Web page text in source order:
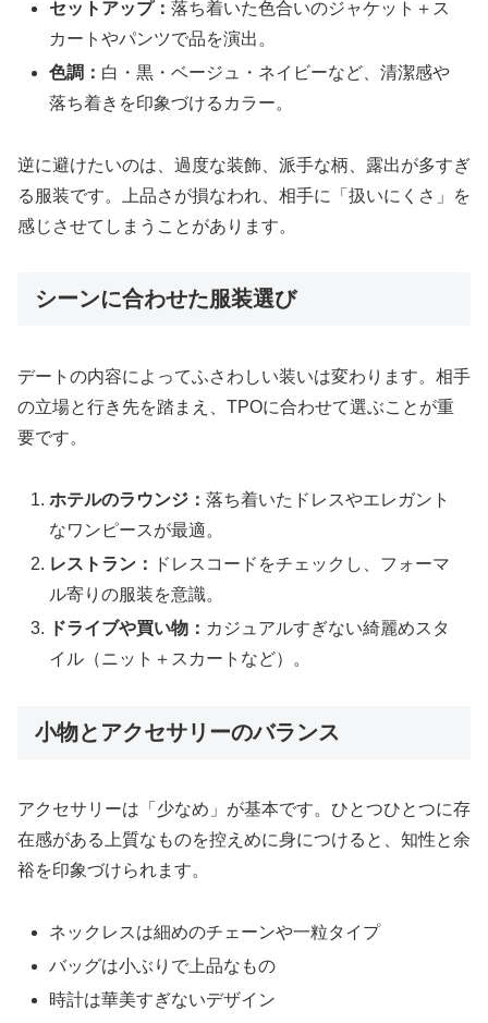
セットアップ：落ち着いた色合いのジャケット＋ス
カートやパンツで品を演出。
色調： 白・黒・ベージュ・ネイビーなど、清潔感や
落ち着きを印象づけるカラー。
逆に避けたいのは、過度な装飾、派手な柄、露出が多すぎ
る服装です。上品さが損なわれ、相手に「扱いにくさ」を
感じさせてしまうことがあります。
シーンに合わせた服装選び
デートの内容によってふさわしい装いは変わります。相手
の立場と行き先を踏まえ、TPOに合わせて選ぶことが重
要です。
ホテルのラウンジ：落ち着いたドレスやエレガント
なワンピースが最適。
レストラン：
ドレスコードをチェックし、フォーマ
ル寄りの服装を意識。
ドライブや買い物： カジュアルすぎない綺麗めスタ
イル（ニット＋スカートなど）。
小物とアクセサリーのバランス
アクセサリーは「少なめ」が基本です。ひとつひとつに存
在感がある上質なものを控えめに身につけると、知性と余
裕を印象づけられます。
ネックレスは細めのチェーンや一粒タイプ
バッグは小ぶりで上品なもの
時計は華美すぎないデザイン